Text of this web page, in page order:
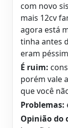
com novo
mais 12cv
agora está
tinha antes
eram
É ruim:
porém vale
que você
Problemas:
Opinião do